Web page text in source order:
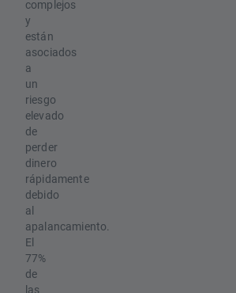
complejos
y
están
asociados
a
un
riesgo
elevado
de
perder
dinero
rápidamente
debido
al
apalancamiento.
El
77%
de
las